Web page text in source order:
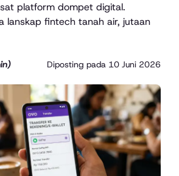
platform dompet digital.
lanskap fintech tanah air, jutaan
Diposting pada 10 Juni 2026